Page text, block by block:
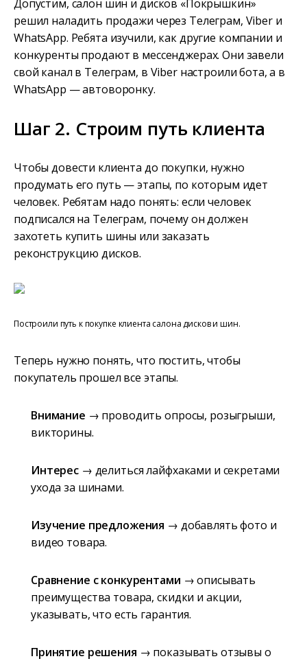
Допустим, салон шин и дисков «Покрышкин»
решил наладить продажи через Телеграм, Viber и
WhatsApp. Ребята изучили, как другие компании и
конкуренты продают в мессенджерах. Они завели
свой канал в Телеграм, в Viber настроили бота, а в
WhatsApp — автоворонку.
Шаг 2. Строим путь клиента
Чтобы довести клиента до покупки, нужно
продумать его путь — этапы, по которым идет
человек. Ребятам надо понять: если человек
подписался на Телеграм, почему он должен
захотеть купить шины или заказать
реконструкцию дисков.
Построили путь к покупке клиента салона дисков и шин.
Теперь нужно понять, что постить, чтобы
покупатель прошел все этапы.
Внимание → проводить опросы, розыгрыши,
викторины.
Интерес → делиться лайфхаками и секретами
ухода за шинами.
Изучение предложения → добавлять фото и
видео товара.
Сравнение с конкурентами → описывать
преимущества товара, скидки и акции,
указывать, что есть гарантия.
Принятие решения → показывать отзывы о